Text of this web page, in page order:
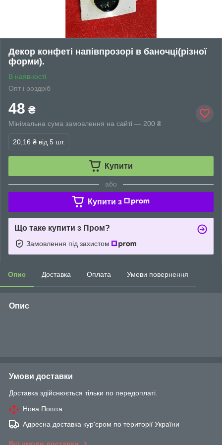
Декор конфеті напівпрозорі в баночці(різної
форми).
В наявності
Опт і роздріб
48 ₴
Мінімальна сума замовлення на сайті — 200 ₴
20,16 ₴ від 5 шт.
Купити
або
Купити з
Що таке купити з Пром?
Замовлення під захистом
Опис Доставка Оплата Умови повернення
Опис
Умови доставки
Доставка здійснюється тільки по передоплаті.
Нова Пошта
Адресна доставка кур'єром по території України
Всі умови доставки